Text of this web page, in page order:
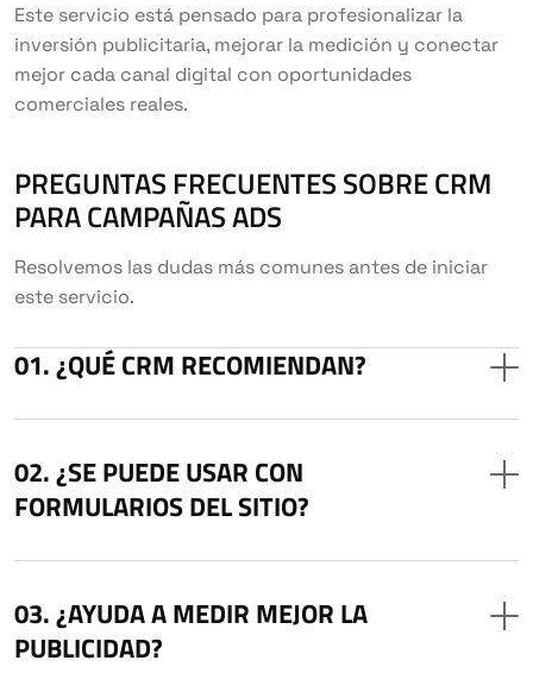
Este servicio está pensado para profesionalizar la
inversión publicitaria, mejorar la medición y conectar
mejor cada canal digital con oportunidades
comerciales reales.
PREGUNTAS FRECUENTES SOBRE CRM
PARA CAMPAÑAS ADS
Resolvemos las dudas más comunes antes de iniciar
este servicio.
¿QUÉ CRM RECOMIENDAN?
¿SE PUEDE USAR CON
FORMULARIOS DEL SITIO?
¿AYUDA A MEDIR MEJOR LA
PUBLICIDAD?